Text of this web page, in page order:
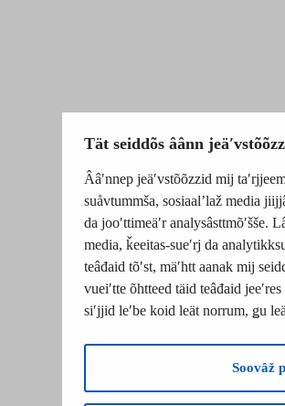
Tät seiddõs âânn
Ââʹnnep jeäʹvstõõzzid mij
suåvtummša, sosiaalʼlaž media
da jooʹttimeäʹr analysâsttmõʹšše.
media, ǩeeitas-sueʹrj da
teâđaid tõʹst, mäʹhtt aanak mij
vueiʹtte õhtteed täid teâđaid
siʹjjid leʹbe koid leät norrum, ǥu
Soovâž